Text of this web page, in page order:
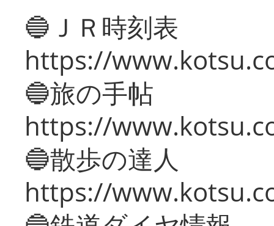
🔵ＪＲ時刻表
https://
🔵旅の手帖
https://
🔵散歩の達人
https://